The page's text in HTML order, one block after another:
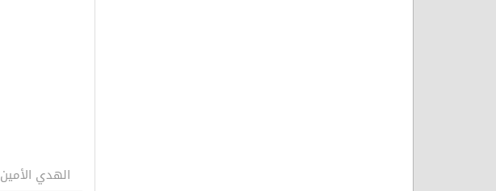
الهدي الأمين 06 - محرم 2024- الليلة التاسعة